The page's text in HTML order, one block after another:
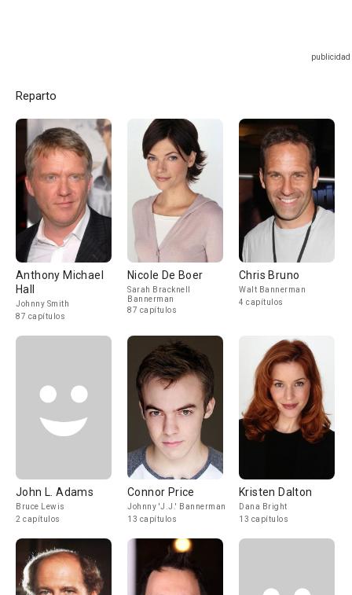
Reparto
Anthony Michael
Hall
Johnny Smith
87 capítulos
Nicole De Boer
Sarah Bracknell
Bannerman
87 capítulos
Chris Bruno
Walt Bannerman
4 capítulos
John L. Adams
Bruce Lewis
2 capítulos
Connor Price
Johnny 'J.J.' Bannerman
13 capítulos
Kristen Dalton
Dana Bright
13 capítulos